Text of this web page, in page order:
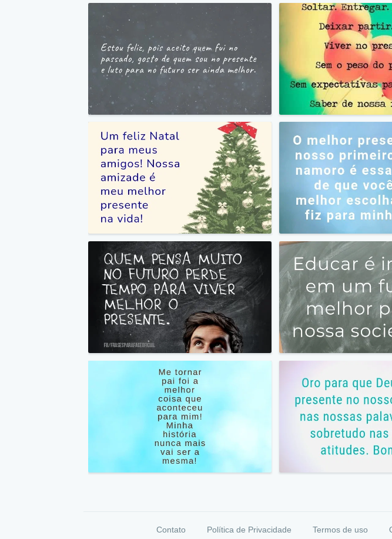
Contato Política de Privacidade Termos de uso